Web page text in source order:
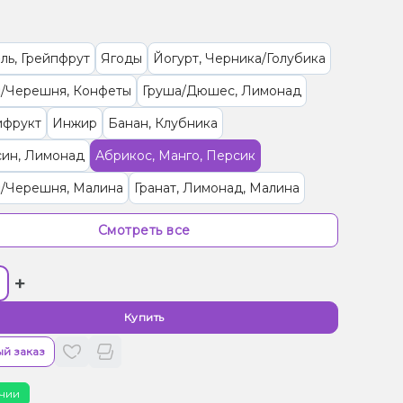
Грейпфрут Ягоды
Йогурт, Черника/Голубика
Черешня, Конфеты
Груша/Дюшес, Лимонад
Инжир
Банан, Клубника
Лимонад
Абрикос, Манго, Персик
Черешня, Малина
Гранат, Лимонад, Малина
Папайя
Ананас, Манго, Маракуйя, Печенье
Яблоко
Бузина, Лайм
Ваниль, Кола
(фруктовая)
Виноград, Слива, Энергетик
Апельсин, Манго
Мороженое
Смотреть все
+
Купить
заказ